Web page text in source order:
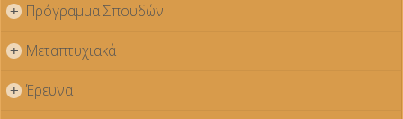
+ Πρόγραμμα Σπουδών
+ Μεταπτυχιακά
+ Έρευνα